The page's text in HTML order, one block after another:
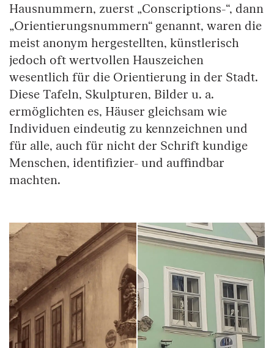
Hausnummern, zuerst „Conscriptions-“, dann
„Orientierungsnummern“ genannt, waren die
meist anonym hergestellten, künstlerisch
jedoch oft wertvollen Hauszeichen
wesentlich für die Orientierung in der Stadt.
Diese Tafeln, Skulpturen, Bilder u. a.
ermöglichten es, Häuser gleichsam wie
Individuen eindeutig zu kennzeichnen und
für alle, auch für nicht der Schrift kundige
Menschen, identifizier- und auffindbar
machten.